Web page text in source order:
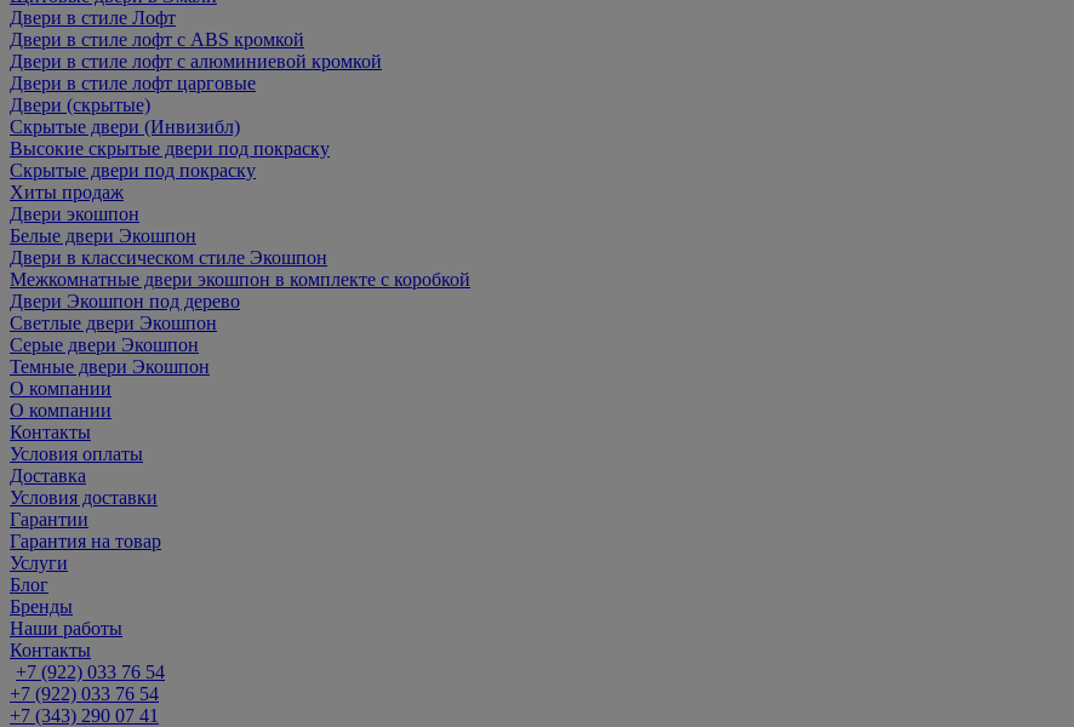
Двери в стиле Лофт
Двери в стиле лофт с ABS кромкой
Двери в стиле лофт с алюминиевой кромкой
Двери в стиле лофт царговые
Двери (скрытые)
Скрытые двери (Инвизибл)
Высокие скрытые двери под покраску
Скрытые двери под покраску
Хиты продаж
Двери экошпон
Белые двери Экошпон
Двери в классическом стиле Экошпон
Межкомнатные двери экошпон в комплекте с коробкой
Двери Экошпон под дерево
Светлые двери Экошпон
Серые двери Экошпон
Темные двери Экошпон
О компании
О компании
Контакты
Условия оплаты
Доставка
Условия доставки
Гарантии
Гарантия на товар
Услуги
Блог
Бренды
Наши работы
Контакты
+7 (922) 033 76 54
+7 (922) 033 76 54
+7 (343) 290 07 41